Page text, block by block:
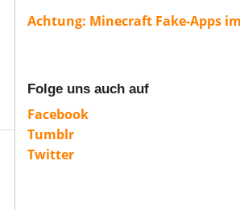
Achtung: Minecraft Fake-Apps
Folge uns auch auf
Facebook
Tumblr
Twitter